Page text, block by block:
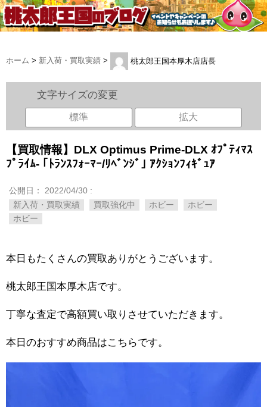
ホーム > 新入荷・買取実績 > 桃太郎王国本厚木店店長
文字サイズの変更
標準 拡大
【買取情報】DLX Optimus Prime-DLX ｵﾌﾟﾃｨﾏｽ
ﾌﾟﾗｲﾑ- ｢ﾄﾗﾝｽﾌｫｰﾏｰ/ﾘﾍﾞﾝｼﾞ｣ ｱｸｼｮﾝﾌｨｷﾞｭｱ
公開日： 2022/04/30 :
新入荷・買取実績
買取強化中 ホビー
ホビー
ホビー
本日もたくさんの買取ありがとうございます。
桃太郎王国本厚木店です。
丁寧な査定で高額買い取りさせていただきます。
本日のおすすめ商品はこちらです。